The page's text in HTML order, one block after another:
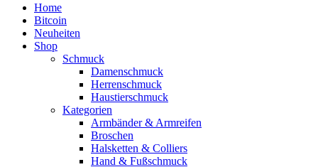
Home
Bitcoin
Neuheiten
Shop
Schmuck
Damenschmuck
Herrenschmuck
Haustierschmuck
Kategorien
Armbänder & Armreifen
Broschen
Halsketten & Colliers
Hand & Fußschmuck